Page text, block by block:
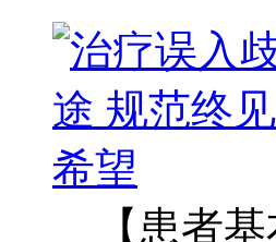
【患者